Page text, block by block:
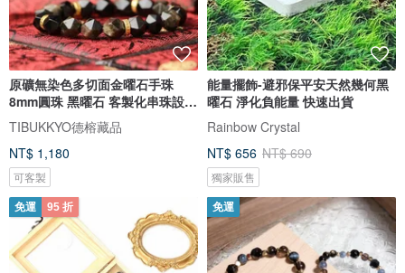
原礦無染色多切面金曜石手珠
8mm圓珠 黑曜石 客製化串珠設計
飾品
TIBUKKYO德榕藏品
NT$ 1,180
可客製
能量擺飾-避邪保平安天然幾何黑
曜石 淨化負能量 快速出貨
Rainbow Crystal
NT$ 656 NT$ 690
獨家販售
免運 95 折 免運